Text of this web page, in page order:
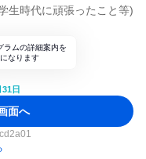
生時代に頑張ったこと等)
ラムの詳細案内を
なります
日
面へ